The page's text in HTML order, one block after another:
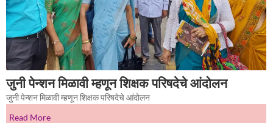
जुनी पेन्शन मिळावी म्हणून शिक्षक परिषदेचे आंदोलन
जुनी पेन्शन मिळावी म्हणून शिक्षक परिषदेचे आंदोलन
Read More